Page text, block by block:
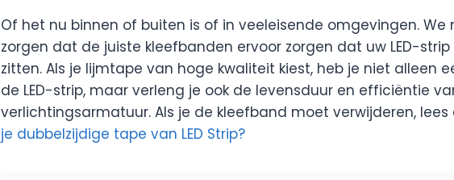
Of het nu binnen of buiten is of in veeleisende omgevingen. We
zorgen dat de juiste kleefbanden ervoor zorgen dat uw LED-
zitten. Als je lijmtape van hoge kwaliteit kiest, heb je niet alleen
de LED-strip, maar verleng je ook de levensduur en efficiëntie
verlichtingsarmatuur. Als je de kleefband moet verwijderen, lees
je dubbelzijdige tape van LED Strip?